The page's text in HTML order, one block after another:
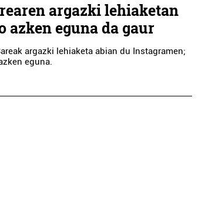
argazki lehiaketan
azken eguna da gaur
argazki lehiaketa abian du Instagramen;
eguna.